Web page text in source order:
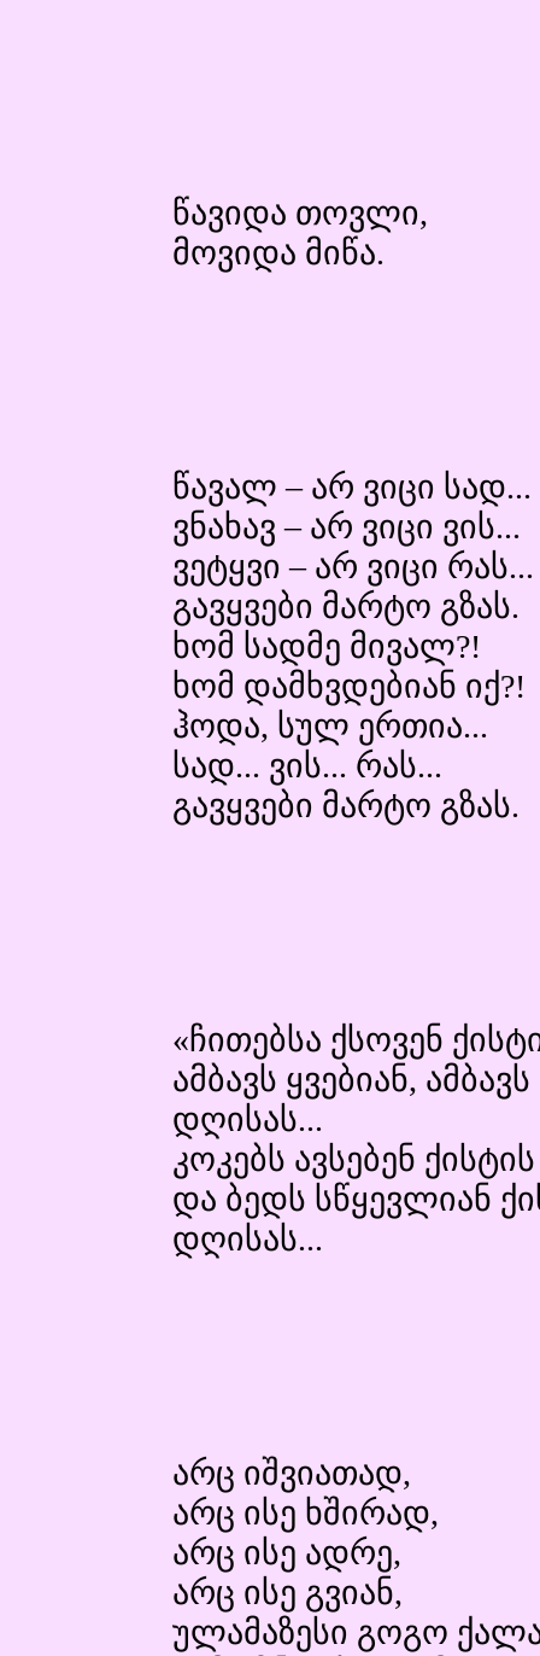
წავიდა თოვლი,
მოვიდა მიწა.
წავალ – არ ვიცი სად...
ვნახავ – არ ვიცი ვის...
ვეტყვი – არ ვიცი რას...
გავყვები მარტო გზას.
ხომ სადმე მივალ?!
ხომ დამხვდებიან იქ?!
ჰოდა, სულ ერთია...
სად... ვის... რას...
გავყვები მარტო გზას.
«ჩითებსა ქსოვენ
ამბავს ყვებიან,
დღისას...
კოკებს ავსებენ
და ბედს სწყევლიან
დღისას...
არც იშვიათად,
არც ისე ხშირად,
არც ისე ადრე,
არც ისე გვიან,
ულამაზესი გოგო